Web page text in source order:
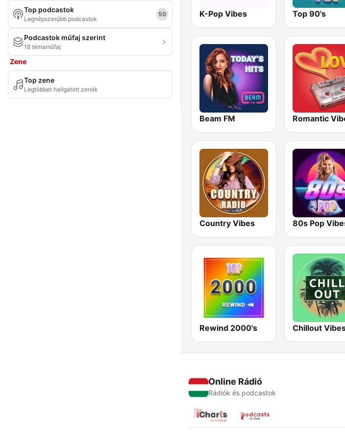
Top podcastok
Legnépszerűbb podcastok
50
Podcastok műfaj szerint
18 témaműfaj
Zene
Top zene
Legtöbbet hallgatott zenék
K-Pop Vibes Top 90's
Beam FM Romantic
Country Vibes 80s Pop
Rewind 2000's Chillout
Online Rádió
Rádiók és podcastok